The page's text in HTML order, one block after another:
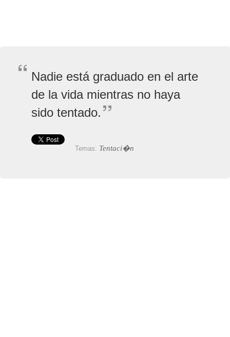
Nadie está graduado en el arte
de la vida mientras no haya
sido tentado.
Temas: Tentaci�n